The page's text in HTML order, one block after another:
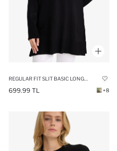
699.99 TL +8